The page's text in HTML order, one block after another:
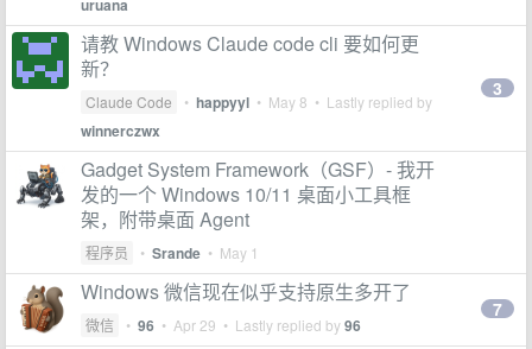
uruana
请教 Windows Claude code cli 要如何更
新？
Claude Code • happyyl • May 8 • Lastly replied by
winnerczwx
3
Gadget System Framework（GSF）- 我开
发的一个 Windows 10/11 桌面小工具框
架，附带桌面 Agent
程序员 • Srande • May 1
Windows 微信现在似乎支持原生多开了
微信 • 96 • Apr 29 • Lastly replied by96
7